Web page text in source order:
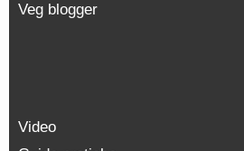
Veg blogger
Video